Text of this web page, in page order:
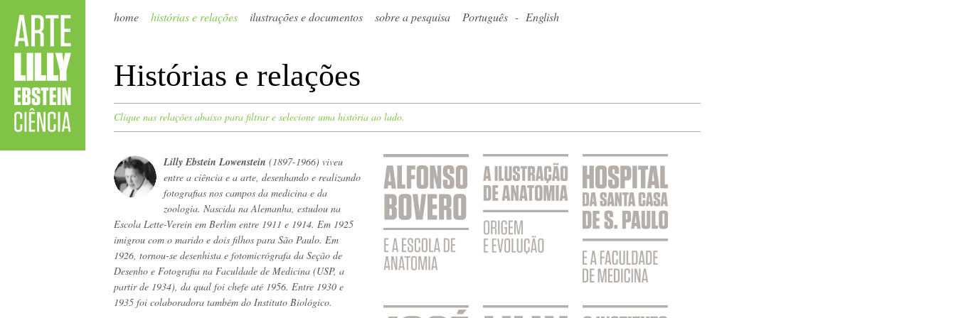
home histórias e relações ilustrações e documentos sobre a pesquisa Português - English
Histórias e relações
Clique nas relações abaixo para filtrar e selecione uma história ao lado.
Lilly Ebstein Lowenstein (1897-1966) viveu
entre a ciência e a arte, desenhando e realizando
fotografias nos campos da medicina e da
zoologia. Nascida na Alemanha, estudou na
Escola Lette-Verein em Berlim entre 1911 e 1914. Em 1925
imigrou com o marido e dois filhos para São Paulo. Em
1926, tornou-se desenhista e fotomicrógrafa da Seção de
Desenho e Fotografia na Faculdade de Medicina (USP, a
partir de 1934), da qual foi chefe até 1956. Entre 1930 e
1935 foi colaboradora também do Instituto Biológico.